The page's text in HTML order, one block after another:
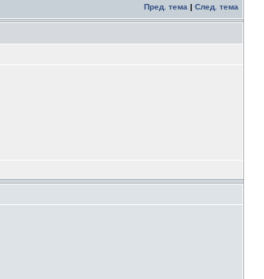
Пред. тема | След. тема